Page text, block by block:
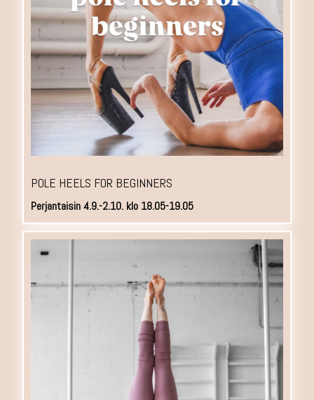
POLE HEELS FOR BEGINNERS
Perjantaisin 4.9.-2.10. klo 18.05-19.05